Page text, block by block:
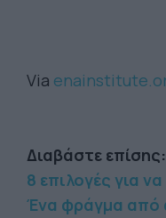
Via
Διαβάστε επίσης:
8 επιλογές για
Ένα φράγμα από